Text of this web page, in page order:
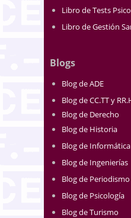
Libro de Tests
Libro de Gestión
Blogs
Blog de ADE
Blog de CC.TT y
Blog de Derecho
Blog de Historia
Blog de Informática
Blog de Ingenierías
Blog de Periodismo
Blog de Psicología
Blog de Turismo